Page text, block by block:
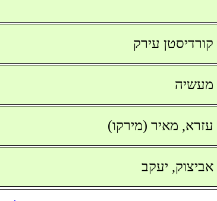
קורדיסטן עירק
מעשיה
עזרא, מאיר (מירקו)
אביצוק, יעקב